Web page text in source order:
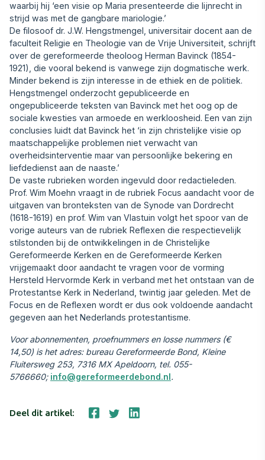
waarbij hij ‘een visie op Maria presenteerde die lijnrecht in
strijd was met de gangbare mariologie.’
De filosoof dr. J.W. Hengstmengel, universitair docent aan de
faculteit Religie en Theologie van de Vrije Universiteit, schrijft
over de gereformeerde theoloog Herman Bavinck (1854-
1921), die vooral bekend is vanwege zijn dogmatische werk.
Minder bekend is zijn interesse in de ethiek en de politiek.
Hengstmengel onderzocht gepubliceerde en
ongepubliceerde teksten van Bavinck met het oog op de
sociale kwesties van armoede en werkloosheid. Een van zijn
conclusies luidt dat Bavinck het ‘in zijn christelijke visie op
maatschappelijke problemen niet verwacht van
overheidsinterventie maar van persoonlijke bekering en
liefdedienst aan de naaste.’
De vaste rubrieken worden ingevuld door redactieleden.
Prof. Wim Moehn vraagt in de rubriek Focus aandacht voor de
uitgaven van bronteksten van de Synode van Dordrecht
(1618-1619) en prof. Wim van Vlastuin volgt het spoor van de
vorige auteurs van de rubriek Reflexen die respectievelijk
stilstonden bij de ontwikkelingen in de Christelijke
Gereformeerde Kerken en de Gereformeerde Kerken
vrijgemaakt door aandacht te vragen voor de vorming
Hersteld Hervormde Kerk in verband met het ontstaan van de
Protestantse Kerk in Nederland, twintig jaar geleden. Met de
Focus en de Reflexen wordt er dus ook voldoende aandacht
gegeven aan het Nederlands protestantisme.
Voor abonnementen, proefnummers en losse nummers (€
14,50) is het adres: bureau Gereformeerde Bond, Kleine
Fluitersweg 253, 7316 MX Apeldoorn, tel. 055-
5766660; info@gereformeerdebond.nl.
Deel dit artikel: